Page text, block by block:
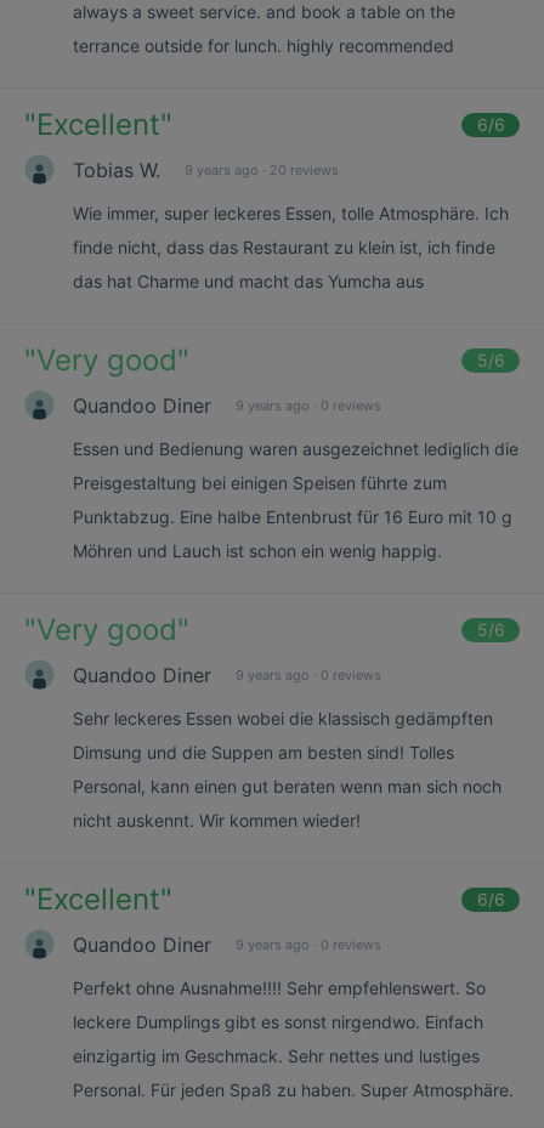
always a sweet service. and book a table on the
terrance outside for lunch. highly recommended
"Excellent" 6/6
Tobias W. 9 years ago · 20 reviews
Wie immer, super leckeres Essen, tolle Atmosphäre. Ich
finde nicht, dass das Restaurant zu klein ist, ich finde
das hat Charme und macht das Yumcha aus
"Very good" 5/6
Quandoo Diner 9 years ago · 0 reviews
Essen und Bedienung waren ausgezeichnet lediglich die
Preisgestaltung bei einigen Speisen führte zum
Punktabzug. Eine halbe Entenbrust für 16 Euro mit 10 g
Möhren und Lauch ist schon ein wenig happig.
"Very good" 5/6
Quandoo Diner 9 years ago · 0 reviews
Sehr leckeres Essen wobei die klassisch gedämpften
Dimsung und die Suppen am besten sind! Tolles
Personal, kann einen gut beraten wenn man sich noch
nicht auskennt. Wir kommen wieder!
"Excellent" 6/6
Quandoo Diner 9 years ago · 0 reviews
Perfekt ohne Ausnahme!!!! Sehr empfehlenswert. So
leckere Dumplings gibt es sonst nirgendwo. Einfach
einzigartig im Geschmack. Sehr nettes und lustiges
Personal. Für jeden Spaß zu haben. Super Atmosphäre.